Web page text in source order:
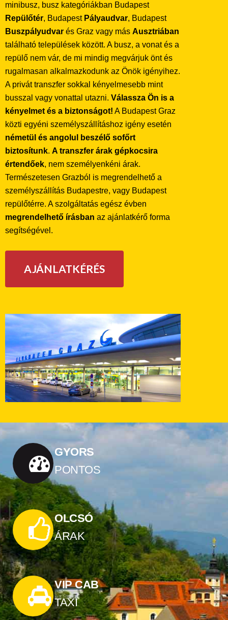
minibusz, busz kategóriákban Budapest
Repülőtér, Budapest Pályaudvar, Budapest
Buszpályudvar és Graz vagy más Ausztriában
található települések között. A busz, a vonat és a
repülő nem vár, de mi mindig megvárjuk önt és
rugalmasan alkalmazkodunk az Önök igényihez.
A privát transzfer sokkal kényelmesebb mint
busszal vagy vonattal utazni. Válassza Ön is a
kényelmet és a biztonságot! A Budapest Graz
közti egyéni személyszállításhoz igény esetén
németül és angolul beszélő sofőrt
biztosítunk. A transzfer árak gépkocsira
értendőek, nem személyenkéni árak.
Természetesen Grazból is megrendelhető a
személyszállítás Budapestre, vagy Budapest
repülőtérre. A szolgáltatás egész évben
megrendelhető írásban az ajánlatkérő forma
segítségével.
AJÁNLATKÉRÉS
GYORS
PONTOS
OLCSÓ
ÁRAK
VIP CAB
TAXI